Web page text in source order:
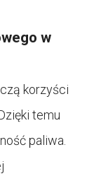
w
korzyści
temu
paliwa.